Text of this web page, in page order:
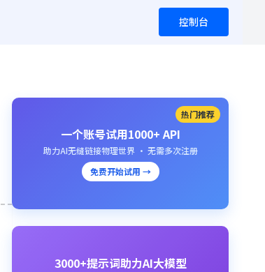
控制台
热门推荐
一个账号试用1000+ API
助力AI无缝链接物理世界 · 无需多次注册
免费开始试用 →
3000+提示词助力AI大模型